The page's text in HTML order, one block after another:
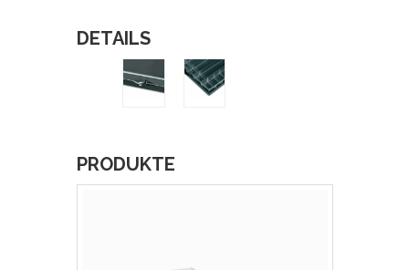
DETAILS
PRODUKTE